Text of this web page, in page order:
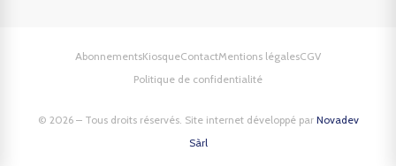
© 2026 – Tous droits réservés. Site internet développé par Novadev
Sàrl
AbonnementsKiosqueContactMentions légalesCGV
Politique de confidentialité